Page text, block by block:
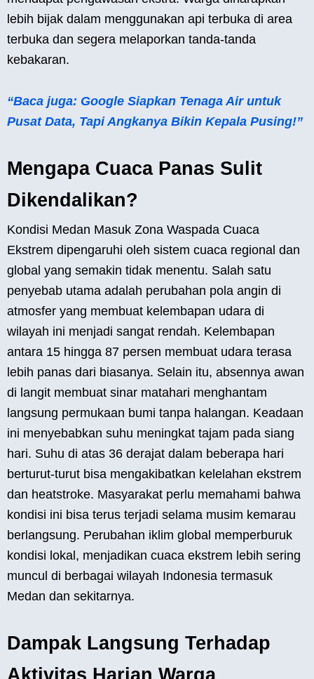
lebih bijak dalam menggunakan api terbuka di area
terbuka dan segera melaporkan tanda-tanda
kebakaran.
“Baca juga: Google Siapkan Tenaga Air untuk
Pusat Data, Tapi Angkanya Bikin Kepala Pusing!”
Mengapa Cuaca Panas Sulit
Dikendalikan?
Kondisi Medan Masuk Zona Waspada Cuaca
Ekstrem dipengaruhi oleh sistem cuaca regional dan
global yang semakin tidak menentu. Salah satu
penyebab utama adalah perubahan pola angin di
atmosfer yang membuat kelembapan udara di
wilayah ini menjadi sangat rendah. Kelembapan
antara 15 hingga 87 persen membuat udara terasa
lebih panas dari biasanya. Selain itu, absennya awan
di langit membuat sinar matahari menghantam
langsung permukaan bumi tanpa halangan. Keadaan
ini menyebabkan suhu meningkat tajam pada siang
hari. Suhu di atas 36 derajat dalam beberapa hari
berturut-turut bisa mengakibatkan kelelahan ekstrem
dan heatstroke. Masyarakat perlu memahami bahwa
kondisi ini bisa terus terjadi selama musim kemarau
berlangsung. Perubahan iklim global memperburuk
kondisi lokal, menjadikan cuaca ekstrem lebih sering
muncul di berbagai wilayah Indonesia termasuk
Medan dan sekitarnya.
Dampak Langsung Terhadap
Aktivitas Harian Warga